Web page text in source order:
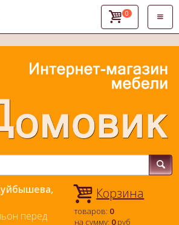
0
перед
Корзина
товаров: 0
на сумму: 0руб